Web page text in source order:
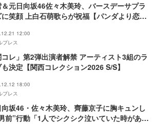
元日向坂46佐々木美玲、バースデーサプラ
に笑顔 上白石萌歌らが祝福【パンダより恋が
12:00
プレス
コレ」第2弾出演者解禁 アーティスト3組のラ
決定【関西コレクション2026 S/S】
18:00
プレス
向坂46・佐々木美玲、齊藤京子に胸キュンし
前”行動「1人でシクシク泣いていた時があっ